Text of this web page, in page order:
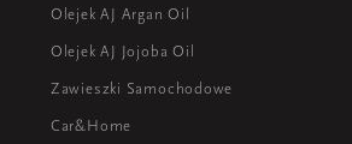
Olejek AJ Argan Oil
Olejek AJ Jojoba Oil
Zawieszki Samochodowe
Car&Home